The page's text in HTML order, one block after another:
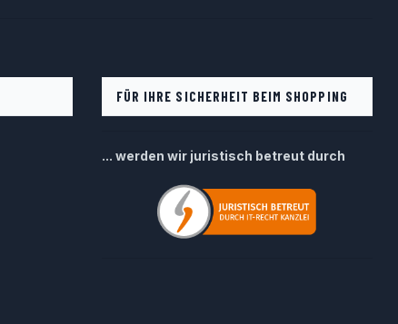
FÜR IHRE SICHERHEIT BEIM SHOPPING
... werden wir juristisch betreut durch